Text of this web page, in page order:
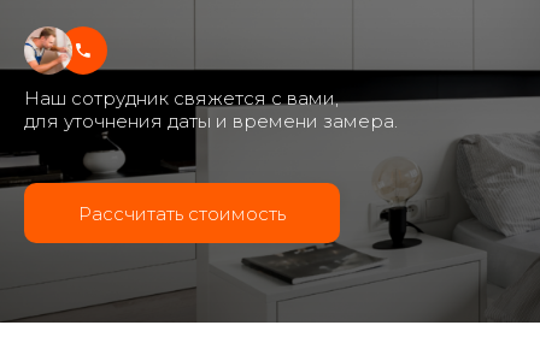
Наш сотрудник свяжется с вами,
для уточнения даты и времени замера.
Рассчитать стоимость